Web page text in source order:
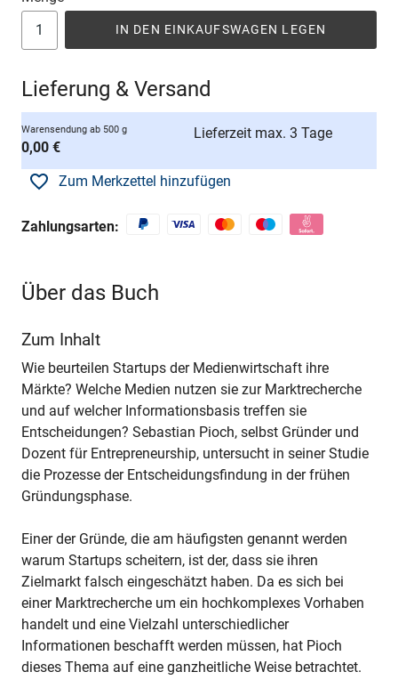
IN DEN EINKAUFSWAGEN LEGEN
Lieferung & Versand
Warensendung ab 500 g
0,00 €
Lieferzeit max. 3 Tage
Zum Merkzettel hinzufügen
Zahlungsarten:
Über das Buch
Zum Inhalt
Wie beurteilen Startups der Medienwirtschaft ihre
Märkte? Welche Medien nutzen sie zur Marktrecherche
und auf welcher Informationsbasis treffen sie
Entscheidungen? Sebastian Pioch, selbst Gründer und
Dozent für Entrepreneurship, untersucht in seiner Studie
die Prozesse der Entscheidungsfindung in der frühen
Gründungsphase.
Einer der Gründe, die am häufigsten genannt werden
warum Startups scheitern, ist der, dass sie ihren
Zielmarkt falsch eingeschätzt haben. Da es sich bei
einer Marktrecherche um ein hochkomplexes Vorhaben
handelt und eine Vielzahl unterschiedlicher
Informationen beschafft werden müssen, hat Pioch
dieses Thema auf eine ganzheitliche Weise betrachtet.